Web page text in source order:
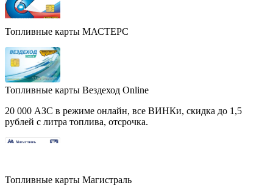
Топливные карты МАСТЕРС
Топливные карты Вездеход Online
20 000 АЗС в режиме онлайн, все ВИНКи, скидка до 1,5
рублей с литра топлива, отсрочка.
Топливные карты Магистраль